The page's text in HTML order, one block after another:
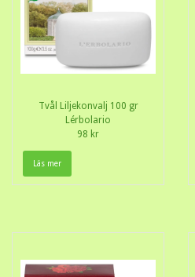
Tvål Liljekonvalj 100 gr
Lérbolario
98 kr
Läs mer